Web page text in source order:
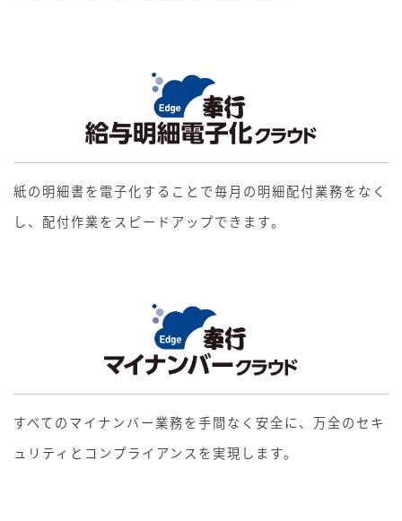
紙の明細書を電子化することで毎月の明細配付業務をなく
し、配付作業をスピードアップできます。
すべてのマイナンバー業務を手間なく安全に、万全のセキ
ュリティとコンプライアンスを実現します。